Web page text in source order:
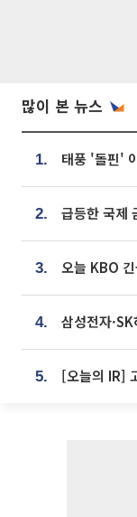
많이 본 뉴스
1.
2. 급등한 국제
3. 오늘 KBO
4. 삼성전자
5. [오늘의 IR]